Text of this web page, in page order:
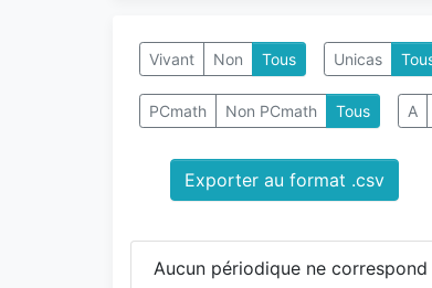
Vivant Non Tous Unicas
PCmath Non PCmath Tous A
Exporter au format .csv
Aucun périodique ne